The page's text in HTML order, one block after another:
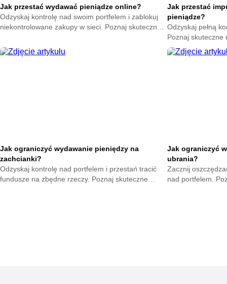
Jak przestać wydawać pieniądze online?
Odzyskaj kontrolę nad swoim portfelem i zablokuj
niekontrolowane zakupy w sieci. Poznaj skuteczne
przycisku kup teraz.
Jak przestać
pieniądze?
Odzyskaj pełną
Poznaj skuteczne
nagłych
oszczędności już
Jak ograniczyć wydawanie pieniędzy na
zachcianki?
Odzyskaj kontrolę nad portfelem i przestań tracić
fundusze na zbędne rzeczy. Poznaj skuteczne
Jak ograniczyć
ubrania?
Zacznij
nad portfelem.